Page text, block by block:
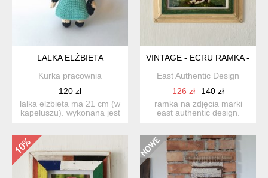
LALKA ELŻBIETA
Kurka pracownia
120 zł
lalka elżbieta ma 21 cm (w
kapeluszu). wykonana jest
VINTAGE - ECRU RAMKA -
East Authentic Design
126 zł
140 zł
ramka na zdjęcia marki
east authentic design.